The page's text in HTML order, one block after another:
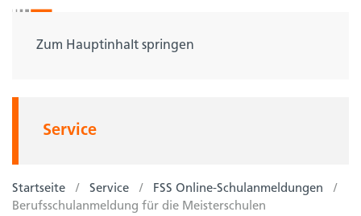
Zum Hauptinhalt springen
Service
Startseite Service
FSS Online-Schulanmeldungen
Berufsschulanmeldung für die Meisterschulen